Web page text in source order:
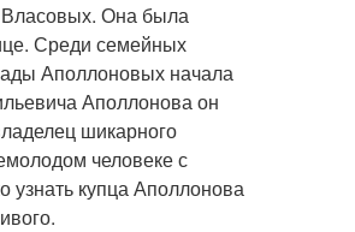
Власовых. Она была
Среди семейных
Аполлоновых начала
Аполлонова он
шикарного
человеке с
купца Аполлонова